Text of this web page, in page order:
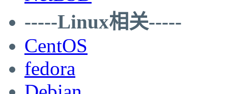
-----Linux相关-----
CentOS
fedora